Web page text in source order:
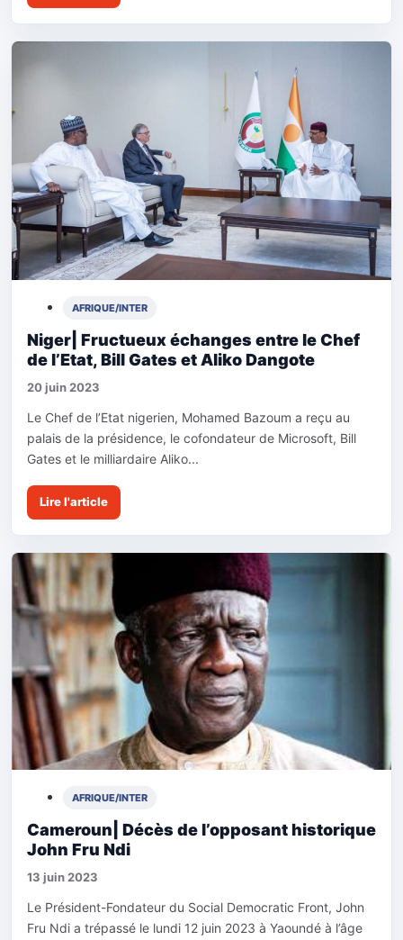
AFRIQUE/INTER
Niger| Fructueux échanges entre le Chef
de l’Etat, Bill Gates et Aliko Dangote
20 juin 2023
Le Chef de l’Etat nigerien, Mohamed Bazoum a reçu au
palais de la présidence, le cofondateur de Microsoft, Bill
Gates et le milliardaire Aliko...
Lire l'article
AFRIQUE/INTER
Cameroun| Décès de l’opposant historique
John Fru Ndi
13 juin 2023
Le Président-Fondateur du Social Democratic Front, John
Fru Ndi a trépassé le lundi 12 juin 2023 à Yaoundé à l’âge